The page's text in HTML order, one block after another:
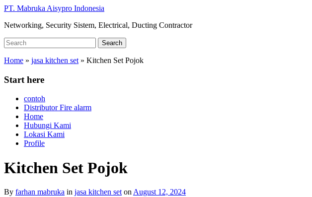
Skip
main
PT. Mabruka Aisypro Indonesia
Networking, Security Sistem, Electrical, Ducting Contractor
Search
for:
Search
Home » jasa kitchen set » Kitchen Set Pojok
Start here
contoh
Distributor Fire alarm
Home
Hubungi Kami
Lokasi Kami
Profile
Kitchen Set Pojok
By farhan mabruka in jasa kitchen set on August 12, 2024